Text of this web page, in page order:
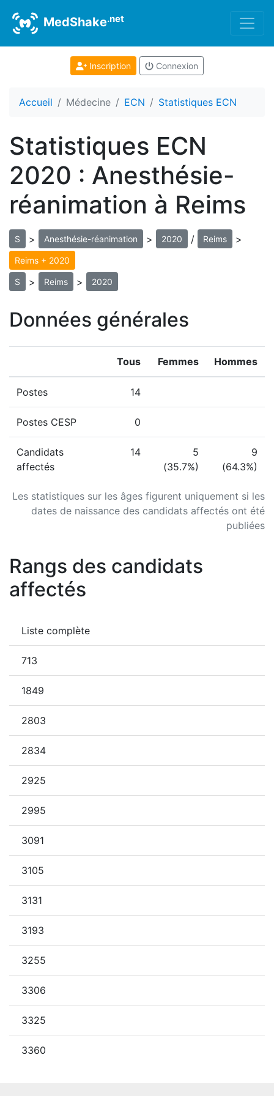
MedShake.net
Inscription Connexion
Accueil Médecine ECN Statistiques ECN
Statistiques ECN
2020 : Anesthésie-
réanimation à Reims
S > Anesthésie-réanimation > 2020 / Reims >
Reims + 2020
S > Reims > 2020
Données générales
Les statistiques sur les âges figurent uniquement si les
dates de naissance des candidats affectés ont été
publiées
Tous Femmes Hommes
Postes 14
Postes CESP 0
Candidats
affectés
14
5
(35.7%)
9
(64.3%)
Rangs des candidats
affectés
Liste complète
713
1849
2803
2834
2925
2995
3091
3105
3131
3193
3255
3306
3325
3360